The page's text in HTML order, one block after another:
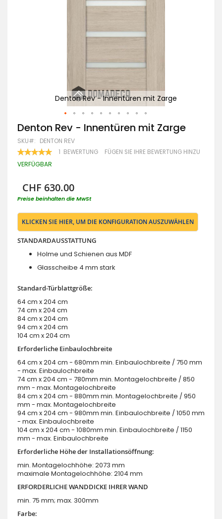
Denton Rev - Innentüren mit Zarge
Zum
Anfang
der
Bildgalerie
springen
Denton Rev - Innentüren mit Zarge
SKU DENTON REV
BEWERTUNG:
100
1 BEWERTUNG FÜGEN SIE IHRE BEWERTUNG HINZU
VERFÜGBAR
CHF 630.00
Preise beinhalten die MwSt
KLICKEN SIE HIER, UM DIE KONFIGURATION AUSZUWÄHLEN
STANDARDAUSSTATTUNG
Holme und Schienen aus MDF
Glasscheibe 4 mm stark
Standard-Türblattgröße:
64 cm x 204 cm
74 cm x 204 cm
84 cm x 204 cm
94 cm x 204 cm
104 cm x 204 cm
Erforderliche Einbaulochbreite
64 cm x 204 cm - 680mm min. Einbaulochbreite / 750 mm
- max. Einbaulochbreite
74 cm x 204 cm - 780mm min. Montagelochbreite / 850
mm - max. Montagelochbreite
84 cm x 204 cm - 880mm min. Montagelochbreite / 950
mm - max. Montagelochbreite
94 cm x 204 cm - 980mm min. Einbaulochbreite / 1050 mm
- max. Einbaulochbreite
104 cm x 204 cm - 1080mm min. Einbaulochbreite / 1150
mm - max. Einbaulochbreite
Erforderliche Höhe der Installationsöffnung:
min. Montagelochhöhe: 2073 mm
maximale Montagelochhöhe: 2104 mm
ERFORDERLICHE WANDDICKE IHRER WAND
min. 75 mm; max. 300mm
Farbe: